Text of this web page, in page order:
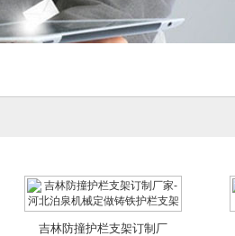
吉林防撞护栏支架订制厂